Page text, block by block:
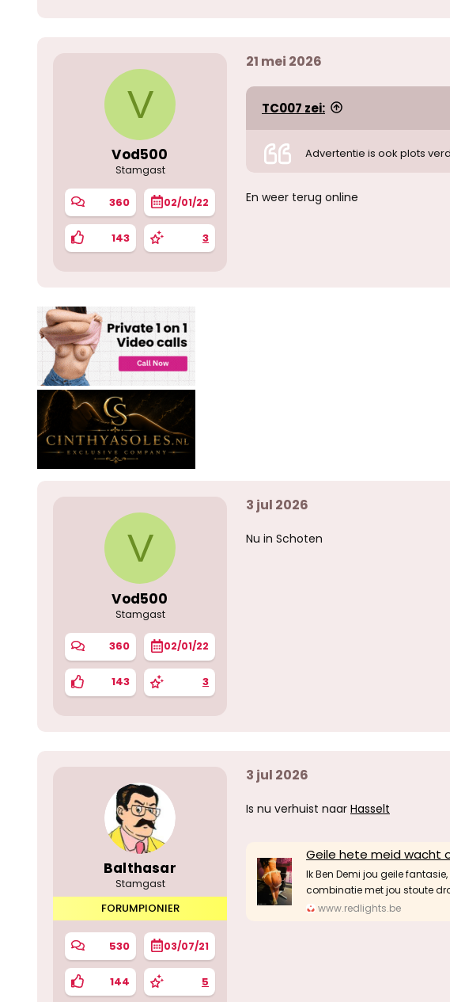
V
Vod500
Stamgast
360 02/01/22
143 3
21 mei 2026
TC007 zei:
Advertentie is ook plots
En weer terug online
V
Vod500
Stamgast
360 02/01/22
143 3
3 jul 2026
Nu in Schoten
Balthasar
Stamgast
FORUMPIONIER
530 03/07/21
144 5
3 jul 2026
Is nu verhuist naar Hasselt
Geile hete meid wacht
Ik Ben Demi jou geile
combinatie met jou stoute
www.redlights.be